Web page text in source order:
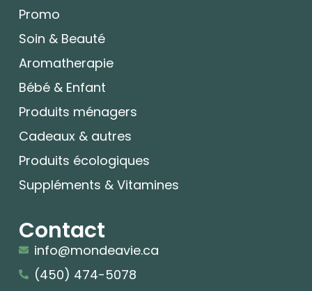
Promo
Soin & Beauté
Aromatherapie
Bébé & Enfant
Produits ménagers
Cadeaux & autres
Produits écologiques
Suppléments & Vitamines
Contact
info@mondeavie.ca
(450) 474-5078